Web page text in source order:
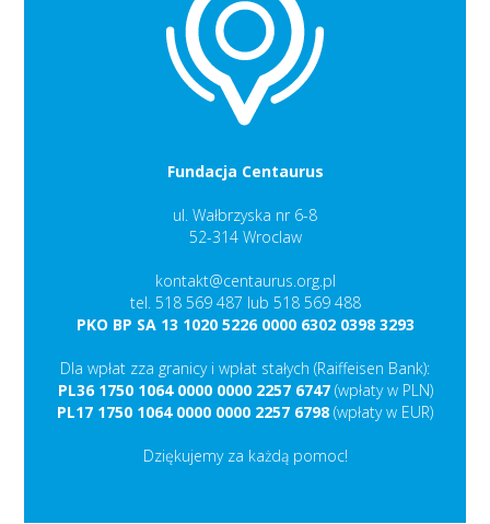
Fundacja Centaurus
ul. Wałbrzyska nr 6-8
52-314 Wroclaw
kontakt@centaurus.org.pl
tel. 518 569 487 lub 518 569 488
PKO BP SA 13 1020 5226 0000 6302 0398 3293
Dla wpłat zza granicy i wpłat stałych (Raiffeisen Bank):
PL36 1750 1064 0000 0000 2257 6747(wpłaty w PLN)
PL17 1750 1064 0000 0000 2257 6798 (wpłaty w EUR)
Dziękujemy za każdą pomoc!